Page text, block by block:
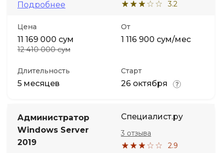
Подробнее
3.2
Цена
11 169 000 сум
12 410 000 сум
От
1 116 900 сум/мес
Длительность
5 месяцев
Старт
26 октября
Администратор
Windows Server
2019
Специалист.ру
2.9
3 отзыва